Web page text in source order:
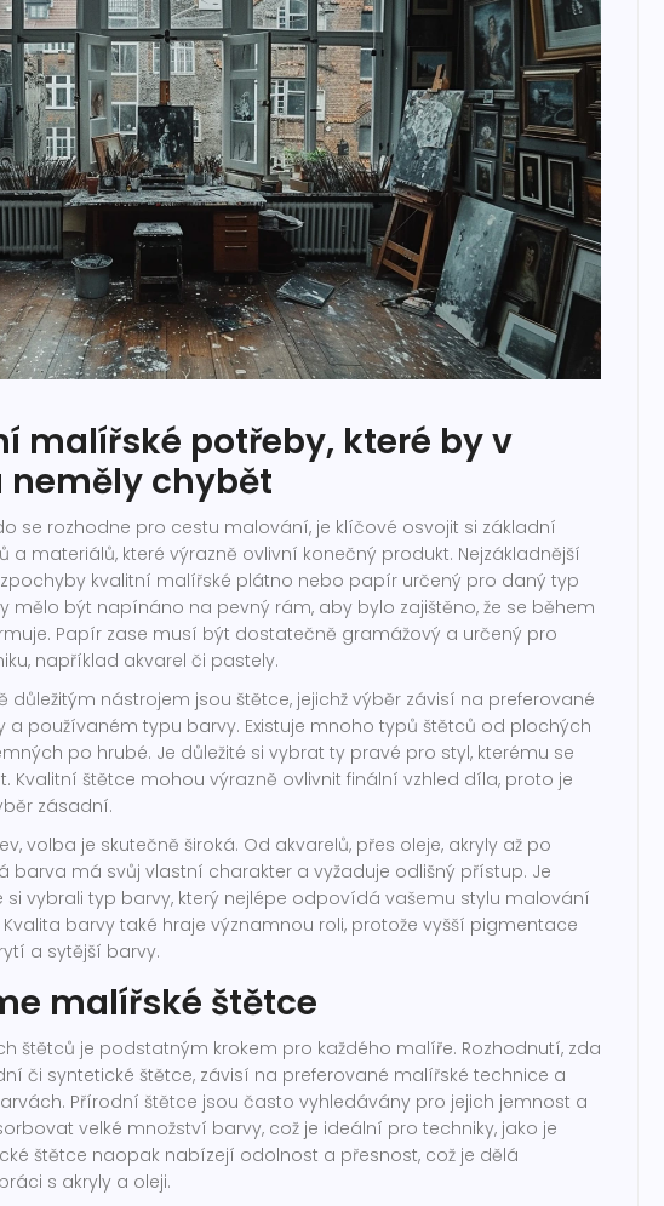
malířské potřeby, které by v
neměly chybět
se rozhodne pro cestu malování, je klíčové osvojit si základní
a materiálů, které výrazně ovlivní konečný produkt. Nejzákladnější
kvalitní malířské plátno nebo papír určený pro daný typ
mělo být napínáno na pevný rám, aby bylo zajištěno, že se během
Papír zase musí být dostatečně gramážový a určený pro
například akvarel či pastely.
důležitým nástrojem jsou štětce, jejichž výběr závisí na preferované
a používaném typu barvy. Existuje mnoho typů štětců od plochých
po hrubé. Je důležité si vybrat ty pravé pro styl, kterému se
Kvalitní štětce mohou výrazně ovlivnit finální vzhled díla, proto je
zásadní.
volba je skutečně široká. Od akvarelů, přes oleje, akryly až po
barva má svůj vlastní charakter a vyžaduje odlišný přístup. Je
si vybrali typ barvy, který nejlépe odpovídá vašemu stylu malování
barvy také hraje významnou roli, protože vyšší pigmentace
a sytější barvy.
malířské štětce
štětců je podstatným krokem pro každého malíře. Rozhodnutí, zda
či syntetické štětce, závisí na preferované malířské technice a
Přírodní štětce jsou často vyhledávány pro jejich jemnost a
velké množství barvy, což je ideální pro techniky, jako je
štětce naopak nabízejí odolnost a přesnost, což je dělá
s akryly a oleji.